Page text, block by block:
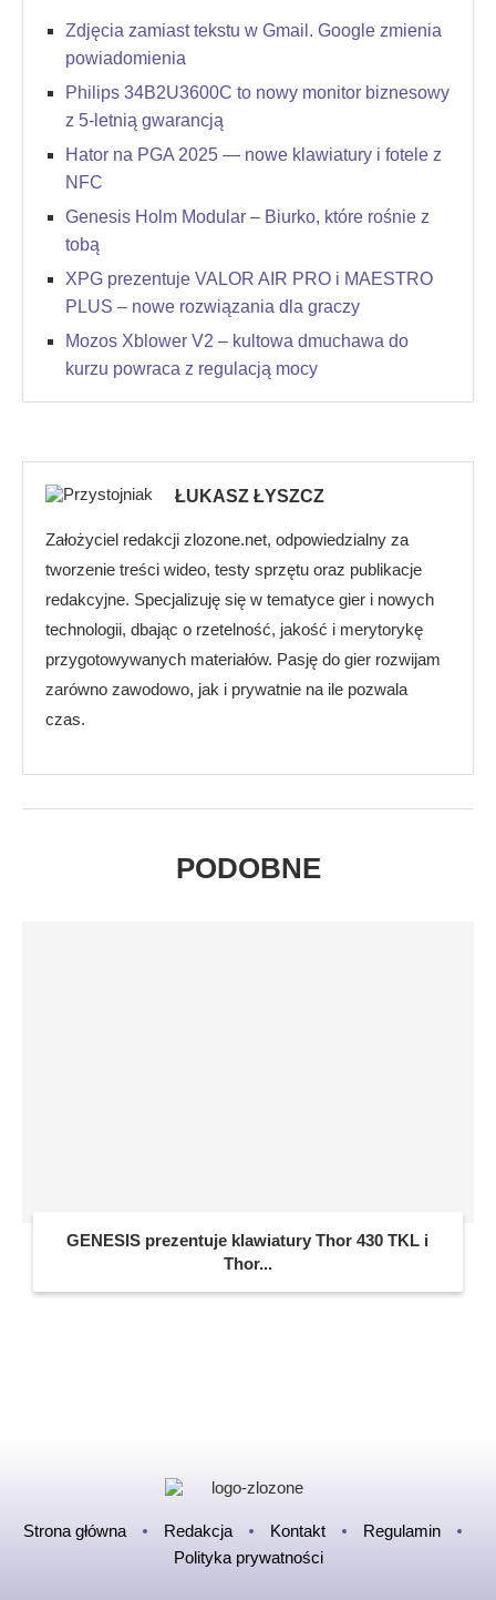
Zdjęcia zamiast tekstu w Gmail. Google zmienia
powiadomienia
Philips 34B2U3600C to nowy monitor biznesowy
z 5-letnią gwarancją
Hator na PGA 2025 — nowe klawiatury i fotele z
NFC
Genesis Holm Modular – Biurko, które rośnie z
tobą
XPG prezentuje VALOR AIR PRO i MAESTRO
PLUS – nowe rozwiązania dla graczy
Mozos Xblower V2 – kultowa dmuchawa do
kurzu powraca z regulacją mocy
ŁUKASZ ŁYSZCZ
Założyciel redakcji zlozone.net, odpowiedzialny za
tworzenie treści wideo, testy sprzętu oraz publikacje
redakcyjne. Specjalizuję się w tematyce gier i nowych
technologii, dbając o rzetelność, jakość i merytorykę
przygotowywanych materiałów. Pasję do gier rozwijam
zarówno zawodowo, jak i prywatnie na ile pozwala
czas.
PODOBNE
GENESIS prezentuje klawiatury Thor 430 TKL i
Thor...
Strona główna Redakcja Kontakt
Regulamin
Polityka prywatności